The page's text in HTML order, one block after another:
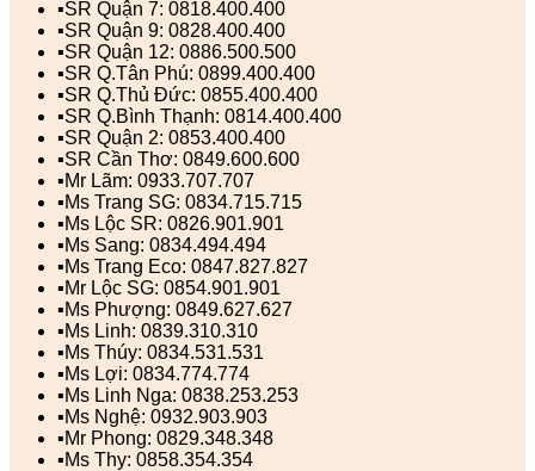
▪️SR Quận 7: 0818.400.400
▪️SR Quận 9: 0828.400.400
▪️SR Quận 12: 0886.500.500
▪️SR Q.Tân Phú: 0899.400.400
▪️SR Q.Thủ Đức: 0855.400.400
▪️SR Q.Bình Thạnh: 0814.400.400
▪️SR Quận 2: 0853.400.400
▪️SR Cần Thơ: 0849.600.600
▪️Mr Lãm: 0933.707.707
▪️Ms Trang SG: 0834.715.715
▪️Ms Lộc SR: 0826.901.901
▪️Ms Sang: 0834.494.494
▪️Ms Trang Eco: 0847.827.827
▪️Mr Lộc SG: 0854.901.901
▪️Ms Phượng: 0849.627.627
▪️Ms Linh: 0839.310.310
▪️Ms Thúy: 0834.531.531
▪️Ms Lợi: 0834.774.774
▪️Ms Linh Nga: 0838.253.253
▪️Ms Nghệ: 0932.903.903
▪️Mr Phong: 0829.348.348
▪️Ms Thy: 0858.354.354